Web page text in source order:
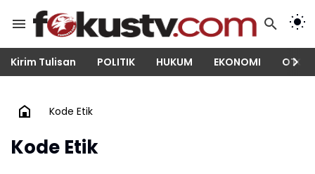
Kirim Tulisan POLITIK HUKUM EKONOMI
Kode Etik
Kode Etik